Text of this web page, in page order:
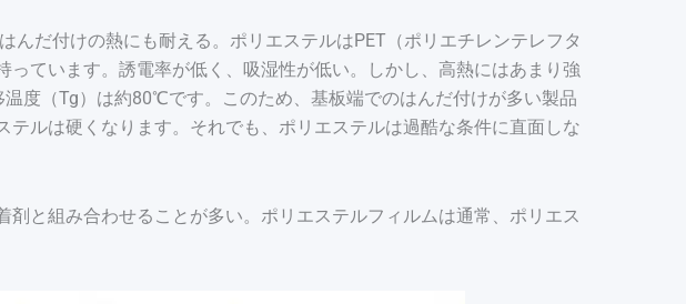
んだ付けの熱にも耐える。ポリエステルはPET（ポリエチレンテレフタ
ています。誘電率が低く、吸湿性が低い。しかし、高熱にはあまり強
度（Tg）は約80℃です。このため、基板端でのはんだ付けが多い製品
ルは硬くなります。それでも、ポリエステルは過酷な条件に直面しな
と組み合わせることが多い。ポリエステルフィルムは通常、ポリエス